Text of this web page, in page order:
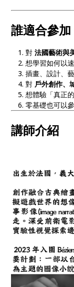
誰適合參加
對法國藝術與
想學習如何以
插畫、設計、
對 戶外創作、
想體驗「真正
零基礎也可以參
講師介紹